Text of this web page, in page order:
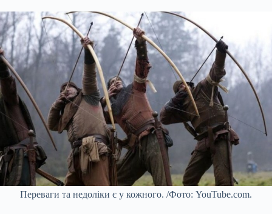
Переваги та недоліки є у кожного. /Фото: YouTube.com.